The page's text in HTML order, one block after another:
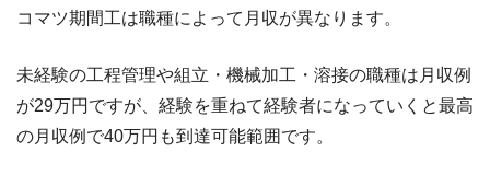
コマツ期間工は職種によって月収が異なります。
未経験の工程管理や組立・機械加工・溶接の職種は月収例
が29万円ですが、経験を重ねて経験者になっていくと最高
の月収例で40万円も到達可能範囲です。